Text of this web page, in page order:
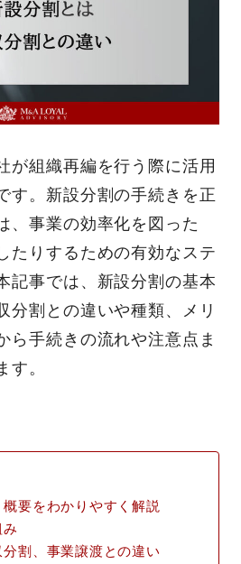
が組織再編を行う際に活用
す。新設分割の手続きを正
、事業の効率化を図った
たりするための有効なステ
記事では、新設分割の基本
分割との違いや種類、メリ
ら手続きの流れや注意点ま
す。
要をわかりやすく解説
割、事業譲渡との違い